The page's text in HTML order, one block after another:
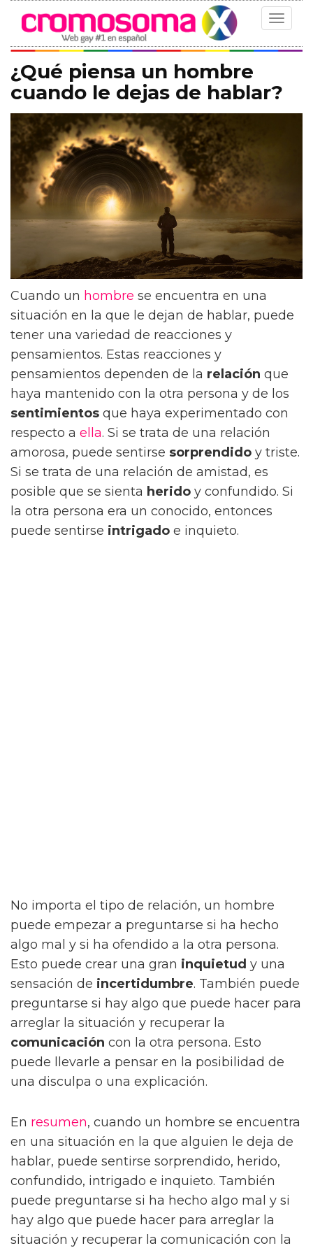
Toggle
¿Qué piensa un hombre
cuando le dejas de hablar?
Cuando un hombre se encuentra en una
situación en la que le dejan de hablar, puede
tener una variedad de reacciones y
pensamientos. Estas reacciones y
pensamientos dependen de la relación que
haya mantenido con la otra persona y de los
sentimientos que haya experimentado con
respecto a ella. Si se trata de una relación
amorosa, puede sentirse sorprendido y triste.
Si se trata de una relación de amistad, es
posible que se sienta herido y confundido. Si
la otra persona era un conocido, entonces
puede sentirse intrigado e inquieto.
No importa el tipo de relación, un hombre
puede empezar a preguntarse si ha hecho
algo mal y si ha ofendido a la otra persona.
Esto puede crear una gran inquietud y una
sensación de incertidumbre. También puede
preguntarse si hay algo que puede hacer para
arreglar la situación y recuperar la
comunicación con la otra persona. Esto
puede llevarle a pensar en la posibilidad de
una disculpa o una explicación.
En resumen, cuando un hombre se encuentra
en una situación en la que alguien le deja de
hablar, puede sentirse sorprendido, herido,
confundido, intrigado e inquieto. También
puede preguntarse si ha hecho algo mal y si
hay algo que puede hacer para arreglar la
situación y recuperar la comunicación con la